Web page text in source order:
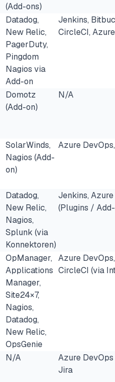
(Add-ons)
Datadog,
New Relic,
PagerDuty,
Pingdom
Nagios via
Add-on
Jenkins,
CircleCI,
Domotz
(Add-on)
N/A
SolarWinds,
Nagios (Add-
on)
Azure
Datadog,
New Relic,
Nagios,
Splunk (via
Konnektoren)
Jenkins,
(Plugins /
OpManager,
Applications
Manager,
Site24×7,
Nagios,
Datadog,
New Relic,
OpsGenie
Azure
CircleCI (via
N/A
Azure DevOps
Jira